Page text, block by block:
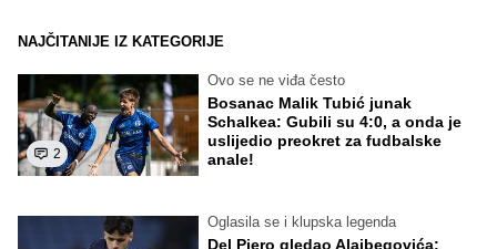
NAJČITANIJE IZ KATEGORIJE
2
Ovo se ne viđa često
Bosanac Malik Tubić junak
Schalkea: Gubili su 4:0, a onda je
uslijedio preokret za fudbalske
anale!
Oglasila se i klupska legenda
Del Piero gledao Alajbegovića: